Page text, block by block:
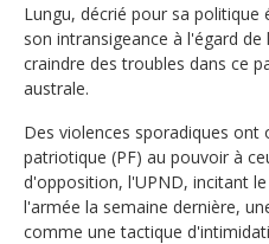
Lungu, décrié pour sa
son intransigeance à l'égard
craindre des troubles dans ce
australe.
Des violences sporadiques
patriotique (PF) au pouvoir à
d'opposition, l'UPND, incitant
l'armée la semaine dernière,
comme une tactique